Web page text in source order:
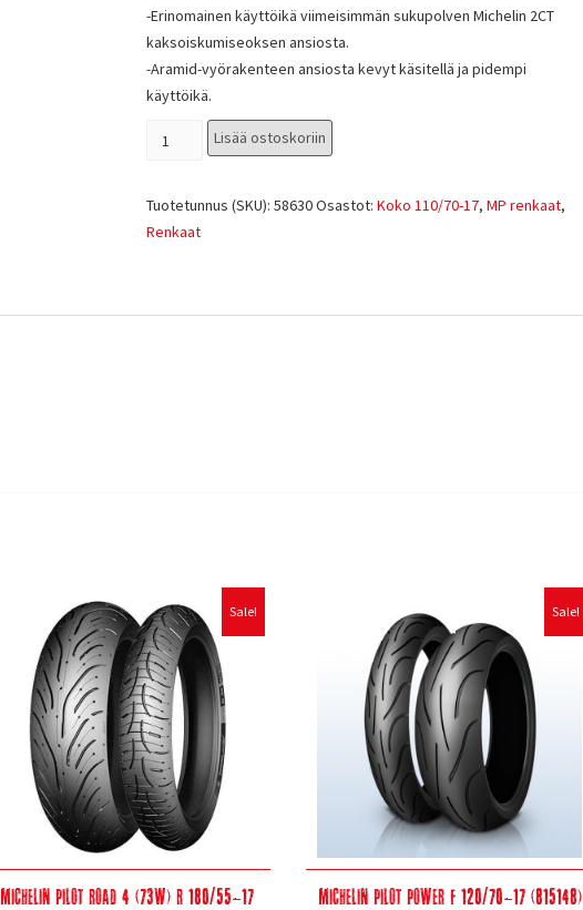
-Erinomainen käyttöikä viimeisimmän sukupolven Michelin 2CT
kaksoiskumiseoksen ansiosta.
-Aramid-vyörakenteen ansiosta kevyt käsitellä ja pidempi
käyttöikä.
Lisää ostoskoriin
Tuotetunnus (SKU): 58630Osastot: Koko 110/70-17, MP renkaat,
Renkaat
Sale!
Michelin Pilot Road 4 (73W) R 180/55-17
Sale!
Michelin Pilot Power F 120/70-17 (815148)